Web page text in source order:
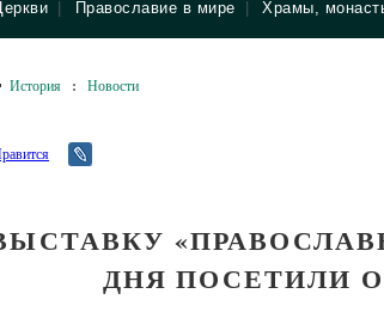
Православие в мире Храмы,
История : Новости
ДНЯ ПОСЕТИЛИ